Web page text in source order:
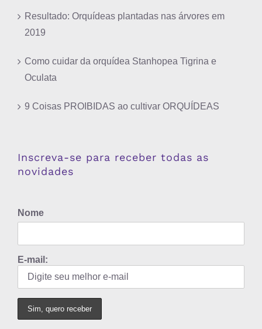
Resultado: Orquídeas plantadas nas árvores em
2019
Como cuidar da orquídea Stanhopea Tigrina e
Oculata
9 Coisas PROIBIDAS ao cultivar ORQUÍDEAS
Inscreva-se para receber todas as
novidades
Nome
E-mail: